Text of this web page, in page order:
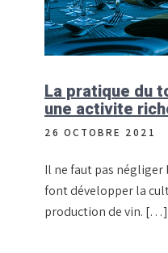
La pratique du
une activite
26 OCTOBRE 2021
Il ne faut pas négliger
font développer la
production de vin. […]